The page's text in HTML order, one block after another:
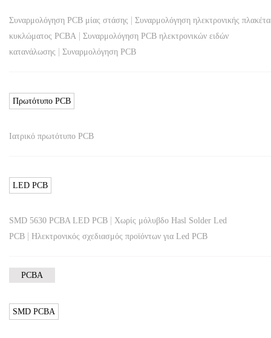
Συναρμολόγηση PCB μίας στάσης | Συναρμολόγηση ηλεκτρονικής
κυκλώματος PCBA | Συναρμολόγηση PCB ηλεκτρονικών ειδών
κατανάλωσης | Συναρμολόγηση PCB
Πρωτότυπο PCB
Ιατρικό πρωτότυπο PCB
LED PCB
SMD 5630 PCBA LED PCB | Χωρίς μόλυβδο Hasl Solder Led
PCB | Ηλεκτρονικός σχεδιασμός προϊόντων για Led PCB
PCBA
SMD PCBA